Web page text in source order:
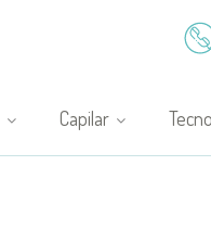
Capilar